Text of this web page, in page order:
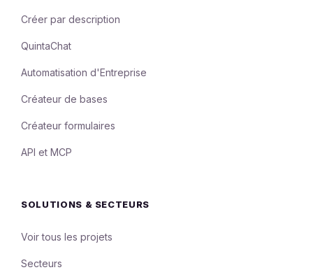
Créer par description
QuintaChat
Automatisation d'Entreprise
Créateur de bases
Créateur formulaires
API et MCP
SOLUTIONS & SECTEURS
Voir tous les projets
Secteurs